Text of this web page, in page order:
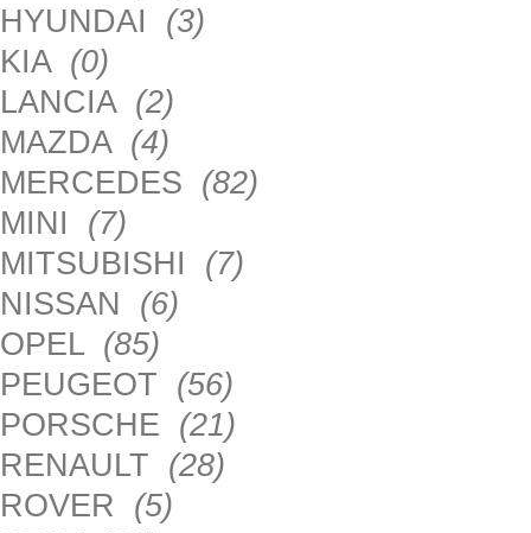
HYUNDAI (3)
KIA (0)
LANCIA (2)
MAZDA (4)
MERCEDES (82)
MINI (7)
MITSUBISHI (7)
NISSAN (6)
OPEL (85)
PEUGEOT (56)
PORSCHE (21)
RENAULT (28)
ROVER (5)